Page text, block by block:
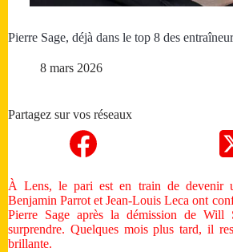
Pierre Sage, déjà dans le top 8 des
8 mars 2026
Partagez sur vos réseaux
À Lens, le pari est en train de devenir
Benjamin Parrot et Jean-Louis Leca ont
Pierre Sage après la démission de
surprendre. Quelques mois plus tard, il
brillante.